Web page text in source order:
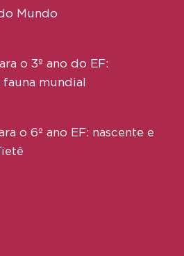
Mundo
o 3º ano do EF:
mundial
o 6º ano EF: nascente e